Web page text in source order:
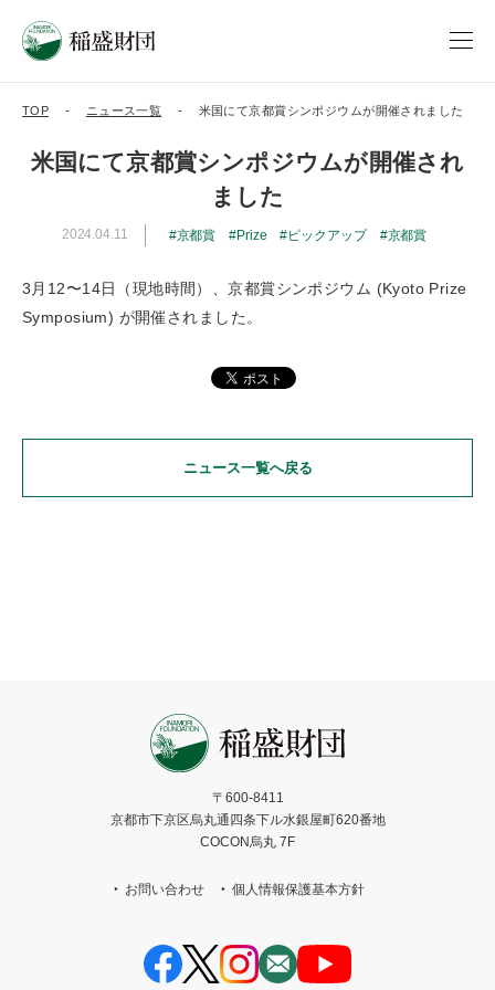
TOP ニュース一覧 米国にて京都賞シンポジウムが開催されました
米国にて京都賞シンポジウムが開催され
ました
2024.04.11 京都賞 Prize ピックアップ 京都賞
3月12〜14日（現地時間）、京都賞シンポジウム (Kyoto Prize
Symposium) が開催されました。
ニュース一覧へ戻る
〒600-8411
京都市下京区烏丸通四条下ル水銀屋町620番地
COCON烏丸 7F
お問い合わせ 個人情報保護基本方針